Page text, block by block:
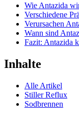
Wie Antazida
Verschiedene
Verursachen
Wann sind
Fazit: Antazida
Inhalte
Alle Artikel
Stiller Reflux
Sodbrennen